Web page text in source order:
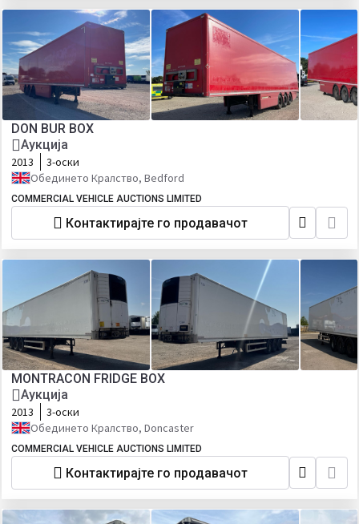
DON BUR BOX
Аукција
2013
3-оски
Обединето Кралство, Bedford
COMMERCIAL VEHICLE AUCTIONS LIMITED
Контактирајте го продавачот
MONTRACON FRIDGE BOX
Аукција
2013
3-оски
Обединето Кралство, Doncaster
COMMERCIAL VEHICLE AUCTIONS LIMITED
Контактирајте го продавачот